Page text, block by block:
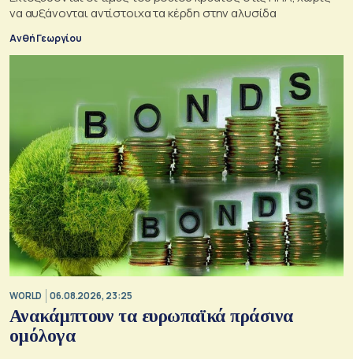
να αυξάνονται αντίστοιχα τα κέρδη στην αλυσίδα
Ανθή Γεωργίου
WORLD 06.08.2026, 23:25
Ανακάμπτουν τα ευρωπαϊκά πράσινα
ομόλογα